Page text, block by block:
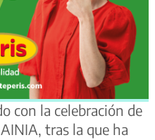
con la celebración de
tras la que ha